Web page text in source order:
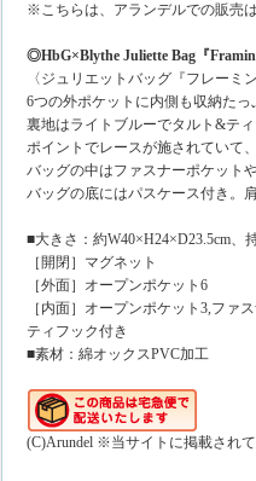
※こちらは、アランデルでの販売
◎HbG×Blythe Juliette Bag『
〈ジュリエットバッグ『フレーミ
6つの外ポケットに内側も収納た
裏地はライトブルーでタルト&テ
ポイントでレースが施されていて
バッグの中はファスナーポケット
バッグの底にはパスケース付き。
■大きさ：約W40×H24×D23.5cm、
［開閉］マグネット
［外面］オープンポケット6
［内面］オープンポケット3,ファ
ティフック付き
■素材：綿オックスPVC加工
(C)Arundel ※当サイトに掲載され